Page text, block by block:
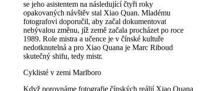
se jeho asistentem na následující čtyři roky
opakovaných návštěv stal Xiao Quan. Mladému
fotografovi doporučil, aby začal dokumentovat
nebývalou změnu, jíž země začala procházet po roce
1989. Role mistra a učence je v čínské kultuře
nedotknutelná a pro Xiao Quana je Marc Riboud
skutečný shifu, tedy mistr.
Cyklisté v zemi Marlboro
Když porovnáme fotografie čínských reálií Xiao Quana